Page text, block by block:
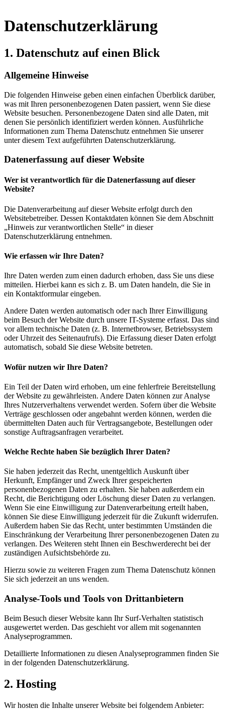
Datenschutz­erklärung
1. Datenschutz auf einen Blick
Allgemeine Hinweise
Die folgenden Hinweise geben einen einfachen Überblick darüber,
was mit Ihren personenbezogenen Daten passiert, wenn Sie diese
Website besuchen. Personenbezogene Daten sind alle Daten, mit
denen Sie persönlich identifiziert werden können. Ausführliche
Informationen zum Thema Datenschutz entnehmen Sie unserer
unter diesem Text aufgeführten Datenschutzerklärung.
Datenerfassung auf dieser Website
Wer ist verantwortlich für die Datenerfassung auf dieser
Website?
Die Datenverarbeitung auf dieser Website erfolgt durch den
Websitebetreiber. Dessen Kontaktdaten können Sie dem Abschnitt
„Hinweis zur verantwortlichen Stelle“ in dieser
Datenschutzerklärung entnehmen.
Wie erfassen wir Ihre Daten?
Ihre Daten werden zum einen dadurch erhoben, dass Sie uns diese
mitteilen. Hierbei kann es sich z. B. um Daten handeln, die Sie in
ein Kontaktformular eingeben.
Andere Daten werden automatisch oder nach Ihrer Einwilligung
beim Besuch der Website durch unsere IT-Systeme erfasst. Das sind
vor allem technische Daten (z. B. Internetbrowser, Betriebssystem
oder Uhrzeit des Seitenaufrufs). Die Erfassung dieser Daten erfolgt
automatisch, sobald Sie diese Website betreten.
Wofür nutzen wir Ihre Daten?
Ein Teil der Daten wird erhoben, um eine fehlerfreie Bereitstellung
der Website zu gewährleisten. Andere Daten können zur Analyse
Ihres Nutzerverhaltens verwendet werden. Sofern über die Website
Verträge geschlossen oder angebahnt werden können, werden die
übermittelten Daten auch für Vertragsangebote, Bestellungen oder
sonstige Auftragsanfragen verarbeitet.
Welche Rechte haben Sie bezüglich Ihrer Daten?
Sie haben jederzeit das Recht, unentgeltlich Auskunft über
Herkunft, Empfänger und Zweck Ihrer gespeicherten
personenbezogenen Daten zu erhalten. Sie haben außerdem ein
Recht, die Berichtigung oder Löschung dieser Daten zu verlangen.
Wenn Sie eine Einwilligung zur Datenverarbeitung erteilt haben,
können Sie diese Einwilligung jederzeit für die Zukunft widerrufen.
Außerdem haben Sie das Recht, unter bestimmten Umständen die
Einschränkung der Verarbeitung Ihrer personenbezogenen Daten zu
verlangen. Des Weiteren steht Ihnen ein Beschwerderecht bei der
zuständigen Aufsichtsbehörde zu.
Hierzu sowie zu weiteren Fragen zum Thema Datenschutz können
Sie sich jederzeit an uns wenden.
Analyse-Tools und Tools von Dritt­anbietern
Beim Besuch dieser Website kann Ihr Surf-Verhalten statistisch
ausgewertet werden. Das geschieht vor allem mit sogenannten
Analyseprogrammen.
Detaillierte Informationen zu diesen Analyseprogrammen finden Sie
in der folgenden Datenschutzerklärung.
2. Hosting
Wir hosten die Inhalte unserer Website bei folgendem Anbieter: